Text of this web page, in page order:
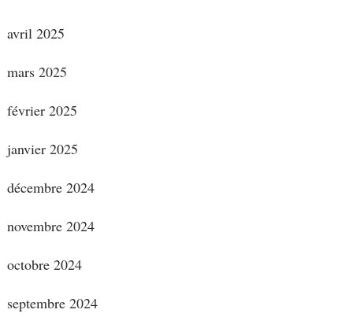
avril 2025
mars 2025
février 2025
janvier 2025
décembre 2024
novembre 2024
octobre 2024
septembre 2024